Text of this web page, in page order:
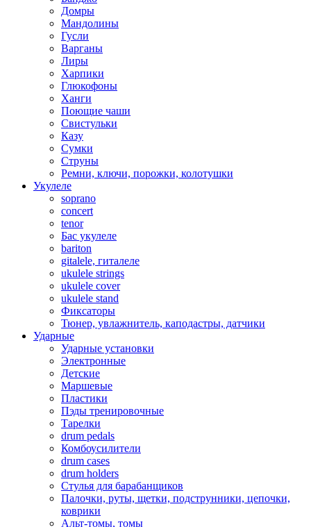
Домры
Мандолины
Гусли
Варганы
Лиры
Харпики
Глюкофоны
Ханги
Поющие чаши
Свистульки
Казу
Сумки
Струны
Ремни, ключи, порожки, колотушки
Укулеле
soprano
concert
tenor
Бас укулеле
bariton
gitalele, гиталеле
ukulele strings
ukulele cover
ukulele stand
Фиксаторы
Тюнер, увлажнитель, каподастры, датчики
Ударные
Ударные установки
Электронные
Детские
Маршевые
Пластики
Пэды тренировочные
Тарелки
drum pedals
Комбоусилители
drum cases
drum holders
Стулья для барабанщиков
Палочки, руты, щетки, подструнники, цепочки,
коврики
Альт-томы, томы